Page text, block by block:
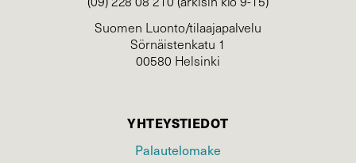
Suomen Luonto/tilaajapalvelu
Sörnäistenkatu 1
00580 Helsinki
YHTEYSTIEDOT
Palautelomake